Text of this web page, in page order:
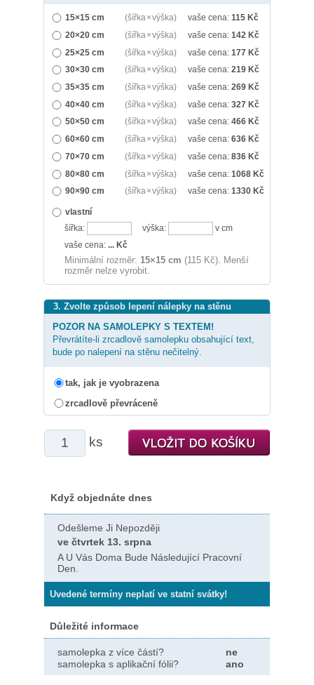
15×15 cm (šířka × výška) vaše cena: 115 Kč
20×20 cm
(šířka × výška) vaše cena: 142 Kč
25×25 cm
(šířka × výška) vaše cena: 177 Kč
30×30 cm
(šířka × výška) vaše cena: 219 Kč
35×35 cm
(šířka × výška) vaše cena: 269 Kč
40×40 cm
(šířka × výška) vaše cena: 327 Kč
50×50 cm
(šířka × výška) vaše cena: 466 Kč
60×60 cm
(šířka × výška) vaše cena: 636 Kč
70×70 cm
(šířka × výška) vaše cena: 836 Kč
80×80 cm
(šířka × výška) vaše cena: 1068 Kč
90×90 cm
(šířka × výška) vaše cena: 1330 Kč
vlastní
šířka:
výška:
v cm
vaše cena: ... Kč
Minimální rozměr: 15×15 cm (115 Kč). Menší
rozměr nelze vyrobit.
3. Zvolte způsob lepení nálepky na stěnu
POZOR NA SAMOLEPKY S TEXTEM!
Převrátíte-li zrcadlově samolepku obsahující text,
bude po nalepení na stěnu nečitelný.
tak, jak je vyobrazena
zrcadlově převráceně
ks
Když objednáte dnes
Odešleme Ji Nepozději
ve čtvrtek 13. srpna
A U Vás Doma Bude Následující Pracovní
Den.
Uvedené termíny neplatí ve statní svátky!
Důležité informace
samolepka z více částí?
ne
samolepka s aplikační fólii?
ano